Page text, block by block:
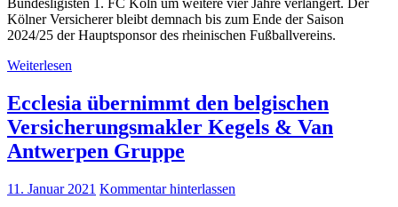
Bundesligisten 1. FC Köln um weitere vier Jahre verlängert. Der
Kölner Versicherer bleibt demnach bis zum Ende der Saison
2024/25 der Hauptsponsor des rheinischen Fußballvereins.
Weiterlesen
Ecclesia übernimmt den belgischen
Versicherungsmakler Kegels & Van
Antwerpen Gruppe
11. Januar 2021 Kommentar hinterlassen